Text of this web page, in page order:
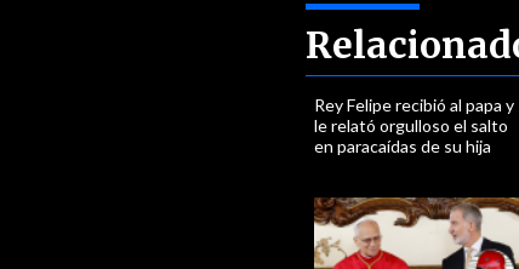
Rey Felipe recibió al papa y
le relató orgulloso el salto
en paracaídas de su hija